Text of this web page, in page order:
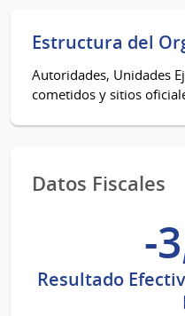
Estructura del
Autoridades, Unidades
cometidos y sitios
Datos Fiscales
-
Resultado